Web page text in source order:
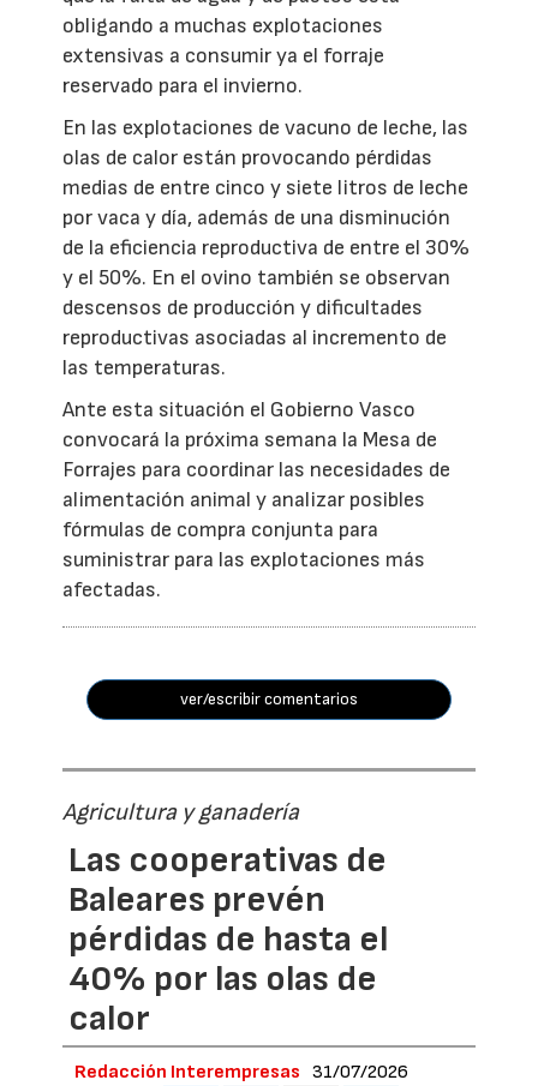
obligando a muchas explotaciones
extensivas a consumir ya el forraje
reservado para el invierno.
En las explotaciones de vacuno de leche, las
olas de calor están provocando pérdidas
medias de entre cinco y siete litros de leche
por vaca y día, además de una disminución
de la eficiencia reproductiva de entre el 30%
y el 50%. En el ovino también se observan
descensos de producción y dificultades
reproductivas asociadas al incremento de
las temperaturas.
Ante esta situación el Gobierno Vasco
convocará la próxima semana la Mesa de
Forrajes para coordinar las necesidades de
alimentación animal y analizar posibles
fórmulas de compra conjunta para
suministrar para las explotaciones más
afectadas.
ver/escribir comentarios
Agricultura y ganadería
Las cooperativas de
Baleares prevén
pérdidas de hasta el
40% por las olas de
calor
Redacción Interempresas 31/07/2026